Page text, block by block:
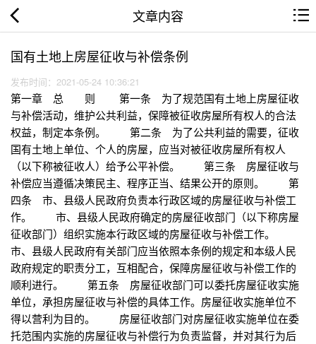
文章内容
国有土地上房屋征收与补偿条例
发布时间：2021-05-24 10:36:21
第一章 总 则 第一条 为了规范国有土地上房屋征收
与补偿活动，维护公共利益，保障被征收房屋所有权人的合法
权益，制定本条例。 第二条 为了公共利益的需要，征收
国有土地上单位、个人的房屋，应当对被征收房屋所有权人
（以下称被征收人）给予公平补偿。 第三条 房屋征收与
补偿应当遵循决策民主、程序正当、结果公开的原则。 第
四条 市、县级人民政府负责本行政区域的房屋征收与补偿工
作。 市、县级人民政府确定的房屋征收部门（以下称房屋
征收部门）组织实施本行政区域的房屋征收与补偿工作。
市、县级人民政府有关部门应当依照本条例的规定和本级人民
政府规定的职责分工，互相配合，保障房屋征收与补偿工作的
顺利进行。 第五条 房屋征收部门可以委托房屋征收实施
单位，承担房屋征收与补偿的具体工作。房屋征收实施单位不
得以营利为目的。 房屋征收部门对房屋征收实施单位在委
托范围内实施的房屋征收与补偿行为负责监督，并对其行为后